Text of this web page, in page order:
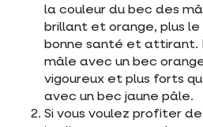
la couleur du bec des
brillant et orange, plus
bonne santé et attirant.
mâle avec un bec
vigoureux et plus forts
avec un bec jaune pâle.
Si vous voulez profiter